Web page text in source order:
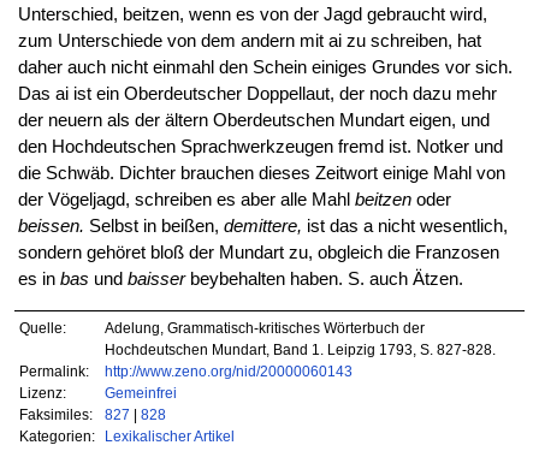
Unterschied, beitzen, wenn es von der Jagd gebraucht wird,
zum Unterschiede von dem andern mit ai zu schreiben, hat
daher auch nicht einmahl den Schein einiges Grundes vor sich.
Das ai ist ein Oberdeutscher Doppellaut, der noch dazu mehr
der neuern als der ältern Oberdeutschen Mundart eigen, und
den Hochdeutschen Sprachwerkzeugen fremd ist. Notker und
die Schwäb. Dichter brauchen dieses Zeitwort einige Mahl von
der Vögeljagd, schreiben es aber alle Mahl beitzenoder
beissen. Selbst in beißen, demittere, ist das a nicht wesentlich,
sondern gehöret bloß der Mundart zu, obgleich die Franzosen
es in bas und baisserbeybehalten haben. S. auch Ätzen.
Quelle:
Adelung, Grammatisch-kritisches Wörterbuch der
Hochdeutschen Mundart, Band 1. Leipzig 1793, S. 827-828.
Permalink:
http://www.zeno.org/nid/20000060143
Lizenz:
Gemeinfrei
Faksimiles:
827 | 828
Kategorien:
Lexikalischer Artikel